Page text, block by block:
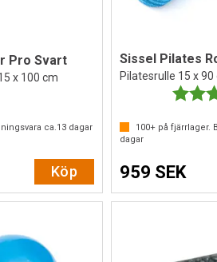
Pro Svart
x 100 cm
ca. 13dagar
Köp
Sissel Pilates
Pilatesrulle 15 x 90
Betyg:
100+ på fjärrlager.
dagar
959 SEK